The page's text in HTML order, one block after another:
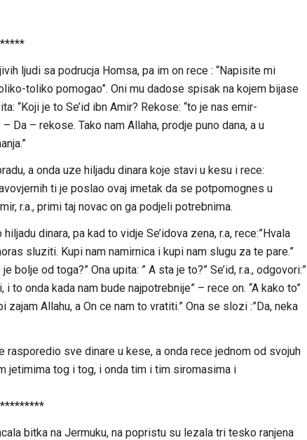
ljudi sa podrucja Homsa, pa im on rece : “Napisite mi
toliko pomogao”. Oni mu dadose spisak na kojem bijase
“Koji je to Se’id ibn Amir? Rekose: “to je nas emir-
Da – rekose. Tako nam Allaha, prodje puno dana, a u
a onda uze hiljadu dinara koje stavi u kesu i rece:
ti je poslao ovaj imetak da se potpomognes u
r.a., primi taj novac on ga podjeli potrebnima.
dinara, pa kad to vidje Se’idova zena, r.a, rece:”Hvala
sluziti. Kupi nam namirnica i kupi nam slugu za te pare.”
od toga?” Ona upita: ” A sta je to?” Se’id, r.a., odgovori:”
to onda kada nam bude najpotrebnije” – rece on. “A kako to”
Allahu, a On ce nam to vratiti.” Ona se slozi :”Da, neka
rasporedio sve dinare u kese, a onda rece jednom od svojuh
jetimima tog i tog, i onda tim i tim siromasima i
bitka na Jermuku, na popristu su lezala tri tesko ranjena